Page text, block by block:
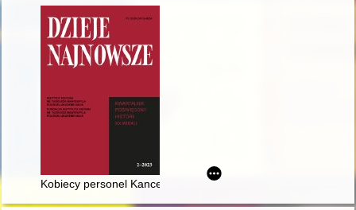
Kobiecy personel Kancelarii Komendy Okręgu